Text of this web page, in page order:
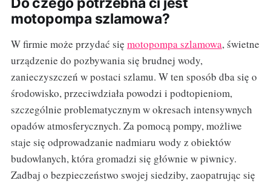
motopompa szlamowa?
W firmie może przydać się motopompa szlamowa, świetne
urządzenie do pozbywania się brudnej wody,
zanieczyszczeń w postaci szlamu. W ten sposób dba się o
środowisko, przeciwdziała powodzi i podtopieniom,
szczególnie problematycznym w okresach intensywnych
opadów atmosferycznych. Za pomocą pompy, możliwe
staje się odprowadzanie nadmiaru wody z obiektów
budowlanych, która gromadzi się głównie w piwnicy.
Zadbaj o bezpieczeństwo swojej siedziby, zaopatrując się